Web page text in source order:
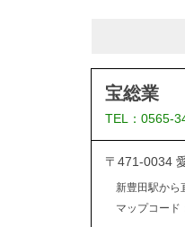
宝総業
TEL：0565-
〒471-0034
新豊田駅から
マップコー